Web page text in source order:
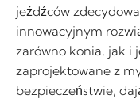
jeźdźców
innowacyjnym
zarówno konia, jak i
zaprojektowane z
bezpieczeństwie,